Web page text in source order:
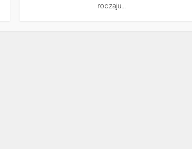
rodzaju...